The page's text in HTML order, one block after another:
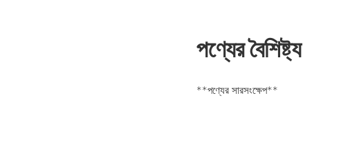
পণ্যের বৈশিষ্ট্য
**পণ্যের সারসংক্ষেপ**